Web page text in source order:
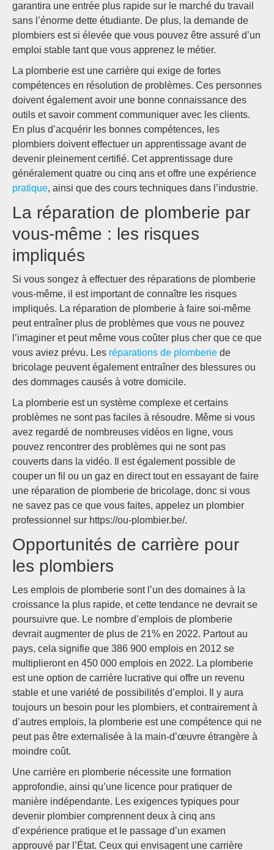
garantira une entrée plus rapide sur le marché du travail
sans l’énorme dette étudiante. De plus, la demande de
plombiers est si élevée que vous pouvez être assuré d’un
emploi stable tant que vous apprenez le métier.
La plomberie est une carrière qui exige de fortes
compétences en résolution de problèmes. Ces personnes
doivent également avoir une bonne connaissance des
outils et savoir comment communiquer avec les clients.
En plus d’acquérir les bonnes compétences, les
plombiers doivent effectuer un apprentissage avant de
devenir pleinement certifié. Cet apprentissage dure
généralement quatre ou cinq ans et offre une expérience
pratique, ainsi que des cours techniques dans l’industrie.
La réparation de plomberie par
vous-même : les risques
impliqués
Si vous songez à effectuer des réparations de plomberie
vous-même, il est important de connaître les risques
impliqués. La réparation de plomberie à faire soi-même
peut entraîner plus de problèmes que vous ne pouvez
l’imaginer et peut même vous coûter plus cher que ce que
vous aviez prévu. Les réparations de plomberie de
bricolage peuvent également entraîner des blessures ou
des dommages causés à votre domicile.
La plomberie est un système complexe et certains
problèmes ne sont pas faciles à résoudre. Même si vous
avez regardé de nombreuses vidéos en ligne, vous
pouvez rencontrer des problèmes qui ne sont pas
couverts dans la vidéo. Il est également possible de
couper un fil ou un gaz en direct tout en essayant de faire
une réparation de plomberie de bricolage, donc si vous
ne savez pas ce que vous faites, appelez un plombier
professionnel sur https://ou-plombier.be/.
Opportunités de carrière pour
les plombiers
Les emplois de plomberie sont l’un des domaines à la
croissance la plus rapide, et cette tendance ne devrait se
poursuivre que. Le nombre d’emplois de plomberie
devrait augmenter de plus de 21% en 2022. Partout au
pays, cela signifie que 386 900 emplois en 2012 se
multiplieront en 450 000 emplois en 2022. La plomberie
est une option de carrière lucrative qui offre un revenu
stable et une variété de possibilités d’emploi. Il y aura
toujours un besoin pour les plombiers, et contrairement à
d’autres emplois, la plomberie est une compétence qui ne
peut pas être externalisée à la main-d’œuvre étrangère à
moindre coût.
Une carrière en plomberie nécessite une formation
approfondie, ainsi qu’une licence pour pratiquer de
manière indépendante. Les exigences typiques pour
devenir plombier comprennent deux à cinq ans
d’expérience pratique et le passage d’un examen
approuvé par l’État. Ceux qui envisagent une carrière